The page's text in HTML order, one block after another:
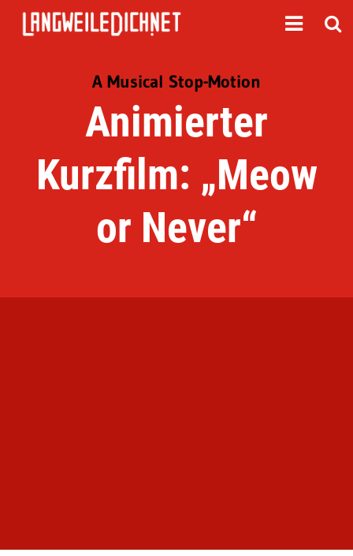
A Musical Stop-Motion
Animierter
Kurzfilm: „Meow
or Never“